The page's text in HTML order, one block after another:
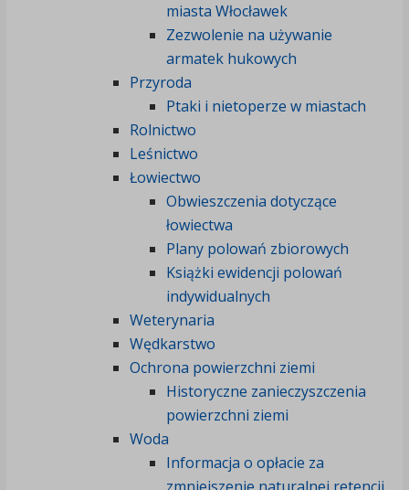
miasta Włocławek
Zezwolenie na używanie
armatek hukowych
Przyroda
Ptaki i nietoperze w miastach
Rolnictwo
Leśnictwo
Łowiectwo
Obwieszczenia dotyczące
łowiectwa
Plany polowań zbiorowych
Książki ewidencji polowań
indywidualnych
Weterynaria
Wędkarstwo
Ochrona powierzchni ziemi
Historyczne zanieczyszczenia
powierzchni ziemi
Woda
Informacja o opłacie za